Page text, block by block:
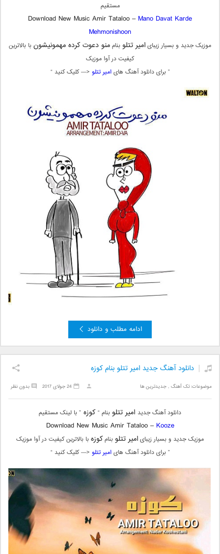
مستقیم
Download New Music Amir Tataloo – Mano Davat Karde
Mehmonishoon
موزیک جدید و بسیار زیبایامیر تتلو بناممنو دعوت کرده مهمونیشونبا بالاترین
کیفیت در آوا موزیک
” برای دانلود آهنگ هایامیر تتلو <— کلیک کنید “
ادامه مطلب و دانلود
دانلود آهنگ جدید امیر تتلو بنام کوزه
موضوعات:تک آهنگ ,جدیدترین ها بدون نظر 24 جولای 2017
دانلود آهنگ جدید امیر تتلو بنام “کوزه ” با لینک مستقیم
Download New Music Amir Tataloo – Kooze
موزیک جدید و بسیار زیبایامیر تتلو بنامکوزهبا بالاترین کیفیت در آوا موزیک
” برای دانلود آهنگ هایامیر تتلو <— کلیک کنید “